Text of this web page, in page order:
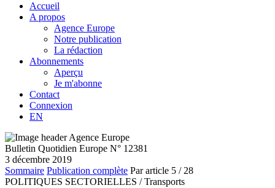
Accueil
A propos
Agence Europe
Notre publication
La rédaction
Abonnements
Aperçu
Je m'abonne
Contact
Connexion
EN
Bulletin Quotidien Europe N° 12381
3 décembre 2019
Sommaire Publication complète Par article 5 / 28
POLITIQUES SECTORIELLES / Transports